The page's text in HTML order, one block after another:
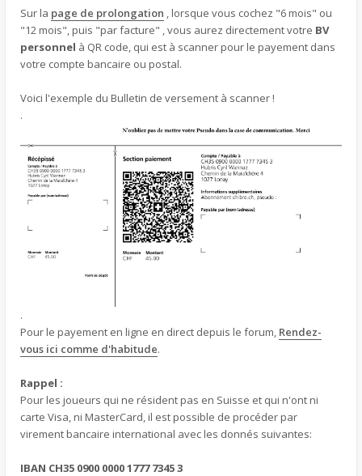
Sur la page de prolongation , lorsque vous cochez "6 mois" ou
"12 mois", puis "par facture" , vous aurez directement votre BV
personnel à QR code, qui est à scanner pour le payement dans
votre compte bancaire ou postal.
Voici l'exemple du Bulletin de versement à scanner !
.
.
Pour le payement en ligne en direct depuis le forum, Rendez-
vous ici comme d'habitude.
Rappel :
Pour les joueurs qui ne résident pas en Suisse et qui n'ont ni
carte Visa, ni MasterCard, il est possible de procéder par
virement bancaire international avec les donnés suivantes:
IBAN CH35 0900 0000 1777 7345 3